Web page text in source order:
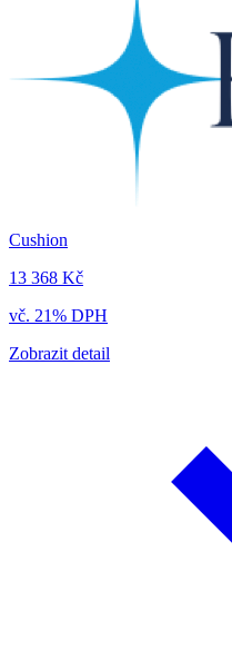
Cushion
13 368 Kč
vč. 21% DPH
Zobrazit detail